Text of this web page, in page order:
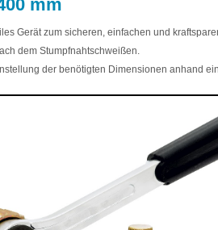
mm
Gerät zum sicheren, einfachen und
dem Stumpfnahtschweißen.
der benötigten Dimensionen anhand